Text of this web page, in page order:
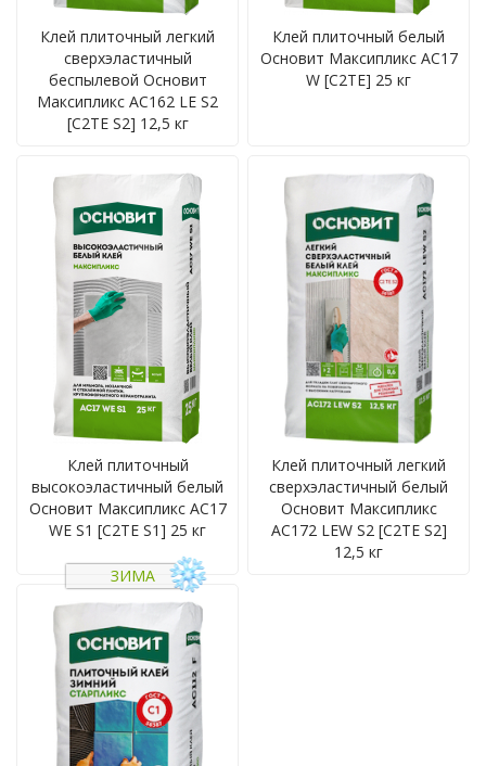
Клей плиточный легкий
сверхэластичный
беспылевой Основит
Максипликс AC162 LE S2
[C2TE S2] 12,5 кг
Клей плиточный белый
Основит Максипликс AC17
W [C2TE] 25 кг
Клей плиточный
высокоэластичный белый
Основит Максипликс AC17
WE S1 [C2TE S1] 25 кг
Клей плиточный легкий
сверхэластичный белый
Основит Максипликс
AC172 LEW S2 [C2TE S2]
12,5 кг
ЗИМА